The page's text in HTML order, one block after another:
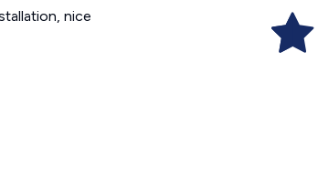
nice